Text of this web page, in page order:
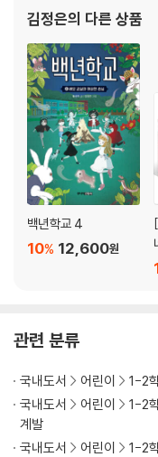
김정은의 다른 상품
백년학교 4
12,600원
10%
관련 분류
국내도서 어린이 1-2
국내도서
어린이 1-2
계발
국내도서
어린이 1-2